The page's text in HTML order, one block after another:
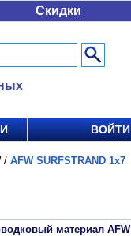
Скидки
ВОЙТИ
/ AFW SURFSTRAND 1x7
материал AFW